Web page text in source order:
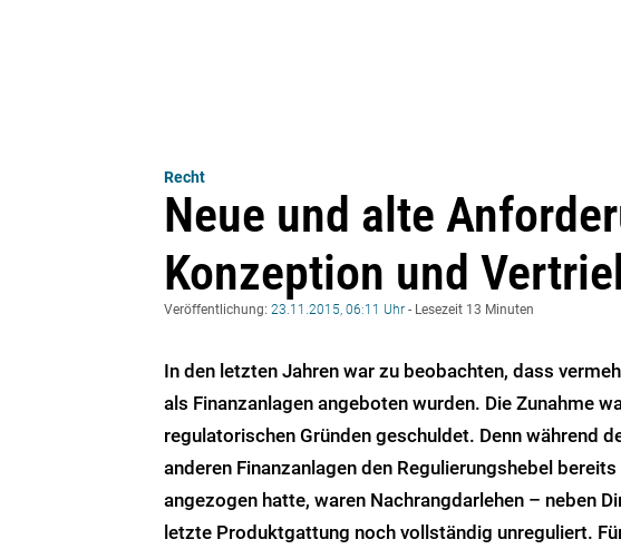
Recht
Neue und alte
Konzeption und
Veröffentlichung: 23.11.2015, 06:11 Uhr - Lesezeit 13 Minuten
In den letzten Jahren war zu beobachten, dass
als Finanzanlagen angeboten wurden. Die Zunahme
regulatorischen Gründen geschuldet. Denn während
anderen Finanzanlagen den Regulierungshebel
angezogen hatte, waren Nachrangdarlehen – neben
letzte Produktgattung noch vollständig unreguliert.